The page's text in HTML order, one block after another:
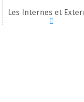
Les Internes et